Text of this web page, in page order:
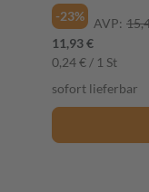
-23%
AVP:
11,93 €
0,24 € / 1 St
sofort lieferbar